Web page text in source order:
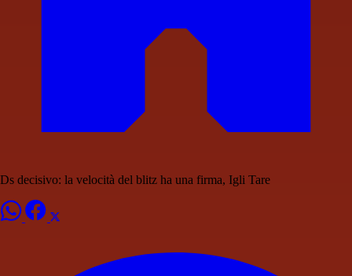
Ds decisivo: la velocità del blitz ha una firma, Igli Tare